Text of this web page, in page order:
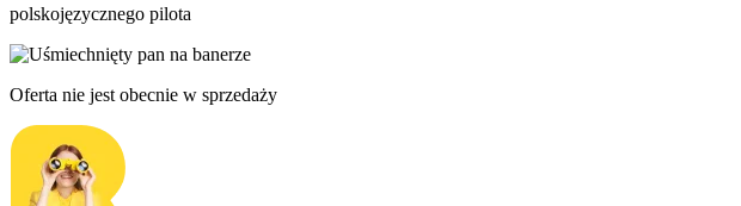
polskojęzycznego pilota
Oferta nie jest obecnie w sprzedaży